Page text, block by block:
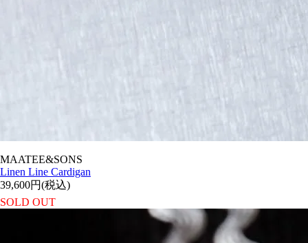
MAATEE&SONS
Linen Line Cardigan
39,600円(税込)
SOLD OUT